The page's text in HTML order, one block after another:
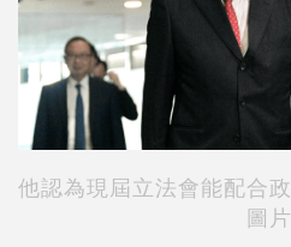
他認為現屆立法會能配合
圖片